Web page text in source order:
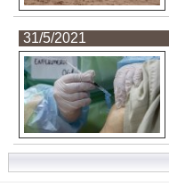
31/5/2021